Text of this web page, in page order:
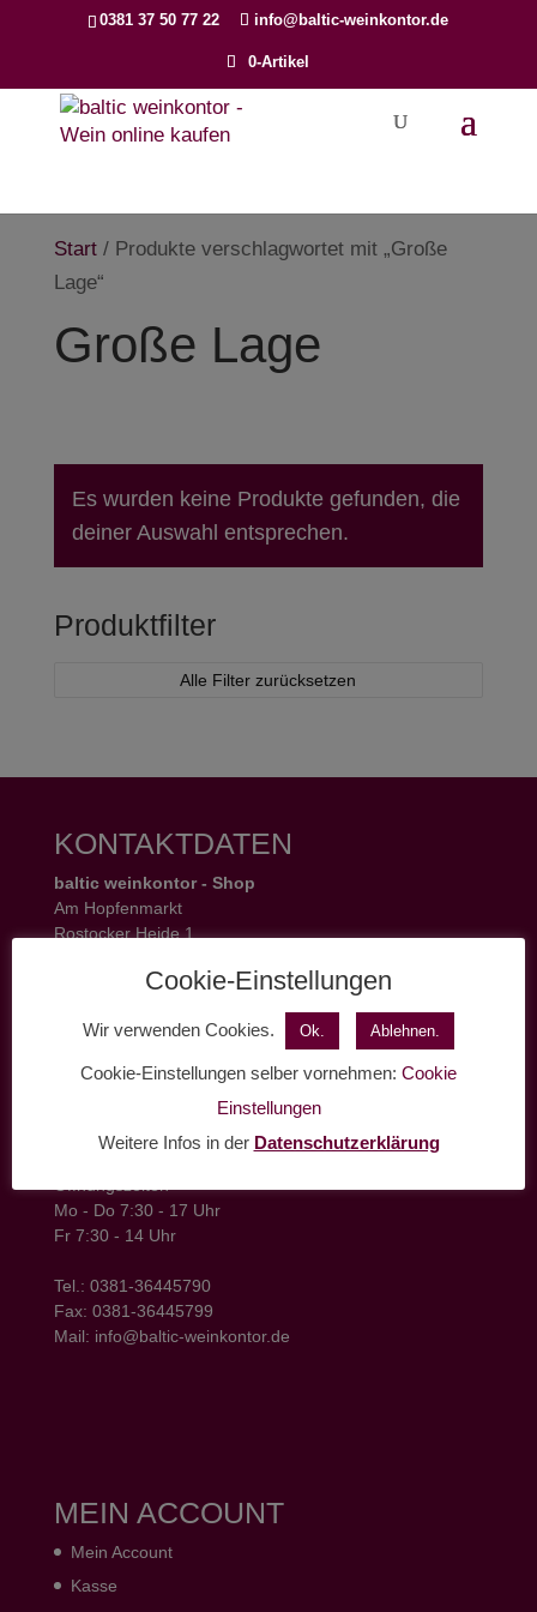
0381 37 50 77 22 info@baltic-weinkontor.de
0-Artikel
search
Start/ Produkte verschlagwortet mit „Große
Lage“
Große Lage
Es wurden keine Produkte gefunden, die
deiner Auswahl entsprechen.
Produktfilter
Alle Filter zurücksetzen
KONTAKTDATEN
baltic weinkontor - Shop
Am Hopfenmarkt
Rostocker Heide 1
Tel.: 0381 37 50 77 22
Mo - Fr 11 - 19 Uhr
baltic weinkontor - Lager
Hansestrasse 6
Mo - Do 7:30 - 17 Uhr
Fr 7:30 - 14 Uhr
Tel.: 0381-36445790
Fax: 0381-36445799
Mail: info@baltic-weinkontor.de
MEIN ACCOUNT
Mein Account
Kasse
Cookie-Einstellungen
Wir verwenden Cookies. Ok. Ablehnen.
Cookie-Einstellungen selber vornehmen: Cookie
Einstellungen
Weitere Infos in der Datenschutzerklärung